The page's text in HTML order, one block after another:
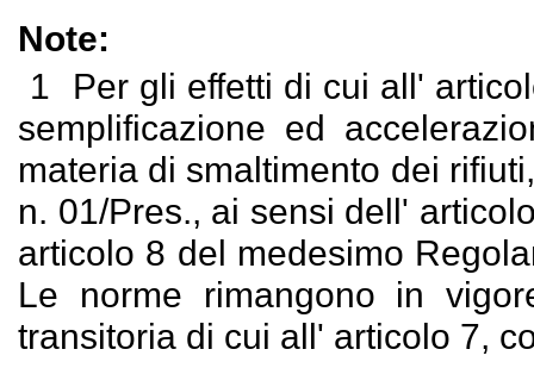
Note:
1
Per gli effetti di cui all'
semplificazione ed
materia di smaltimento dei
n. 01/Pres., ai sensi dell'
articolo 8 del medesimo
Le norme rimangono in
transitoria di cui all' articolo 7,